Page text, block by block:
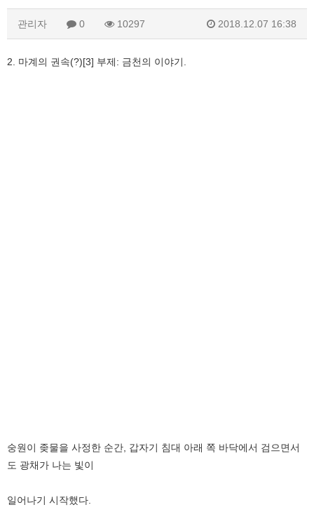
관리자 0 10297 2018.12.07 16:38
2. 마계의 권속(?)[3] 부제: 금천의 이야기.
숭원이 좆물을 사정한 순간, 갑자기 침대 아래 쪽 바닥에서 검으면서
도 광채가 나는 빛이
일어나기 시작했다.